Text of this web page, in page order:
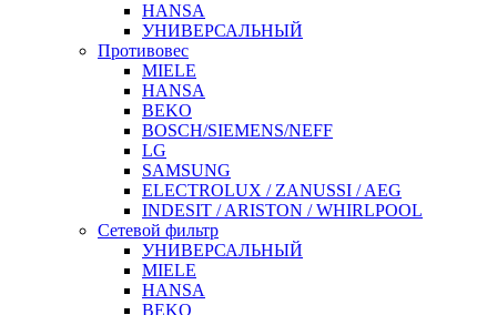
HANSA
УНИВЕРСАЛЬНЫЙ
Противовес
MIELE
HANSA
BEKO
BOSCH/SIEMENS/NEFF
LG
SAMSUNG
ELECTROLUX / ZANUSSI / AEG
INDESIT / ARISTON / WHIRLPOOL
Сетевой фильтр
УНИВЕРСАЛЬНЫЙ
MIELE
HANSA
BEKO